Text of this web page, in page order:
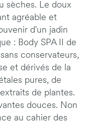
sèches. Le doux
agréable et
d'un jadin
: Body SPA II de
conservateurs,
et dérivés de la
pures, de
de plantes.
douces. Non
au cahier des